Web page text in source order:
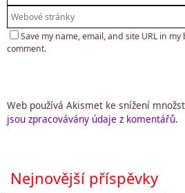
Save my name, email, and site URL in
comment.
Web používá Akismet ke snížení
jsou zpracovávány údaje z komentářů.
Nejnovější příspěvky